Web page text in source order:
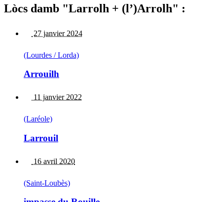
Lòcs damb "Larrolh + (l’)Arrolh" :
27 janvier 2024
(Lourdes / Lorda)
Arrouilh
11 janvier 2022
(Laréole)
Larrouil
16 avril 2020
(Saint-Loubès)